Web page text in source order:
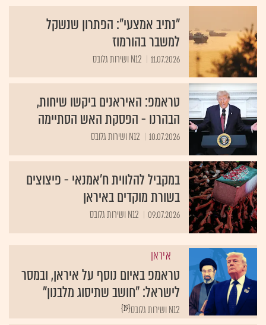
"נתיב אמצעי": הפתרון שנשקל
למשבר בהורמוז
11.07.2026 N12 ושירות גלובס
טראמפ: האיראנים ביקשו שיחות,
הבהרנו - הפסקת האש הסתיימה
10.07.2026 N12 ושירות גלובס
במקביל להלווית ח'אמנאי - פיצוצים
בשורת מוקדים באיראן
09.07.2026 N12 ושירות גלובס
איראן
טראמפ באיום נוסף על איראן, ובמסר
לישראל: "חושב שתיסוג מלבנון"
{19} N12 ושירות גלובס